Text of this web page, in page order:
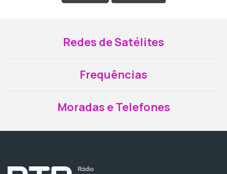
Redes de Satélites
Frequências
Moradas e Telefones